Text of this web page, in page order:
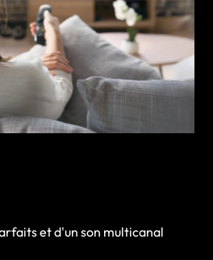
et d'un son multicanal